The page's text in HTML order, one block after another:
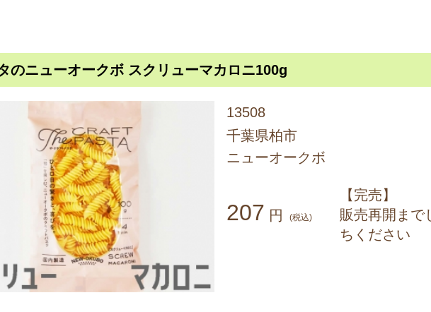
のニューオークボ スクリューマカロニ100g
13508
千葉県柏市
ニューオークボ
207 円 (税込)
【完売】
販売再開まで
ちください